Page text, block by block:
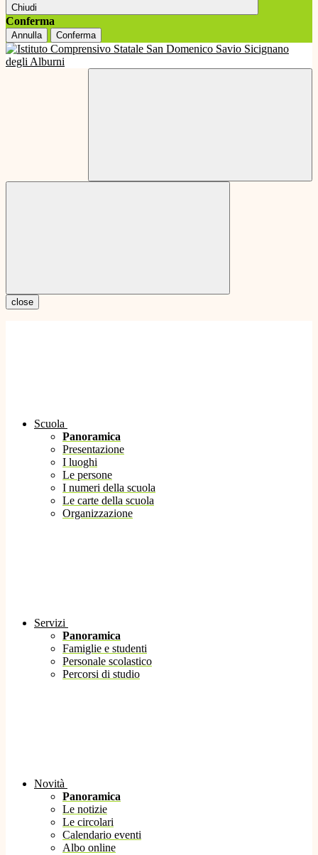
Chiudi
Conferma
Annulla Conferma
close
Scuola
Panoramica
Presentazione
I luoghi
Le persone
I numeri della scuola
Le carte della scuola
Organizzazione
Servizi
Panoramica
Famiglie e studenti
Personale scolastico
Percorsi di studio
Novità
Panoramica
Le notizie
Le circolari
Calendario eventi
Albo online